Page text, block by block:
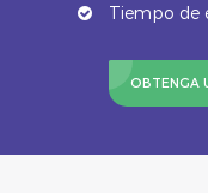
Tiempo de
OBTENGA